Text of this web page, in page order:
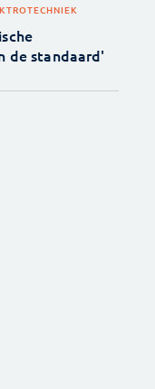
de standaard'